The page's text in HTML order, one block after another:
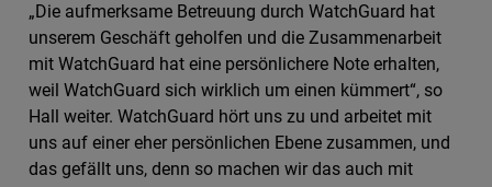
„Die aufmerksame Betreuung durch WatchGuard hat
unserem Geschäft geholfen und die Zusammenarbeit
mit WatchGuard hat eine persönlichere Note erhalten,
weil WatchGuard sich wirklich um einen kümmert“, so
Hall weiter. WatchGuard hört uns zu und arbeitet mit
uns auf einer eher persönlichen Ebene zusammen, und
das gefällt uns, denn so machen wir das auch mit